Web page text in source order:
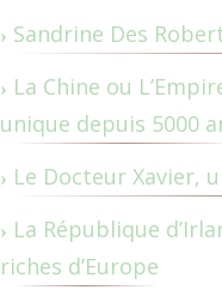
Sandrine Des
La Chine ou
unique depuis 5000
Le Docteur Xavier,
La République
riches d’Europe